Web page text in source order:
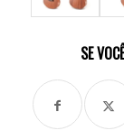
SE